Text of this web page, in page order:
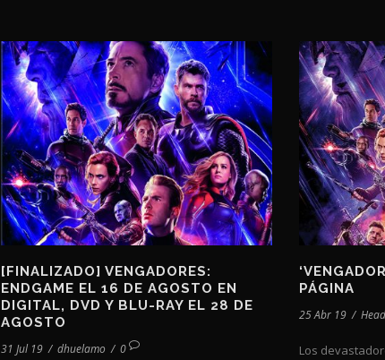
[FINALIZADO] VENGADORES:
ENDGAME EL 16 DE AGOSTO EN
DIGITAL, DVD Y BLU-RAY EL 28 DE
AGOSTO
31 Jul 19 / dhuelamo / 0
PÁGINA
25 Abr 19 /
Los